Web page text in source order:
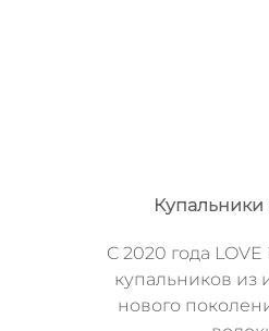
Купальники
C 2020 года
купальников из
нового